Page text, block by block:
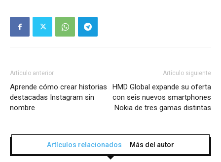
Artículo anterior
Aprende cómo crear historias
destacadas Instagram sin
nombre
Artículo siguiente
HMD Global expande su oferta
con seis nuevos smartphones
Nokia de tres gamas distintas
Artículos relacionados Más del autor